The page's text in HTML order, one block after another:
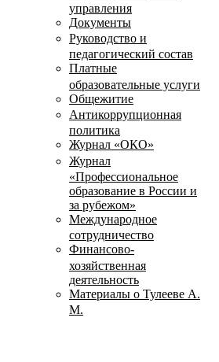
управления
Документы
Руководство и
педагогический состав
Платные
образовательные услуги
Общежитие
Антикоррупционная
политика
Журнал «ОКО»
Журнал
«Профессиональное
образование в России и
за рубежом»
Международное
сотрудничество
Финансово-
хозяйственная
деятельность
Материалы о Тулееве А.
М.